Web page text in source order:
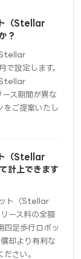
（Stellar
？
設定します。
ス期間が異な
をご提案いたし
（Stellar
計上できます
ト（Stellar
ース料の全額
足歩行ロボッ
却より有利な
さい。